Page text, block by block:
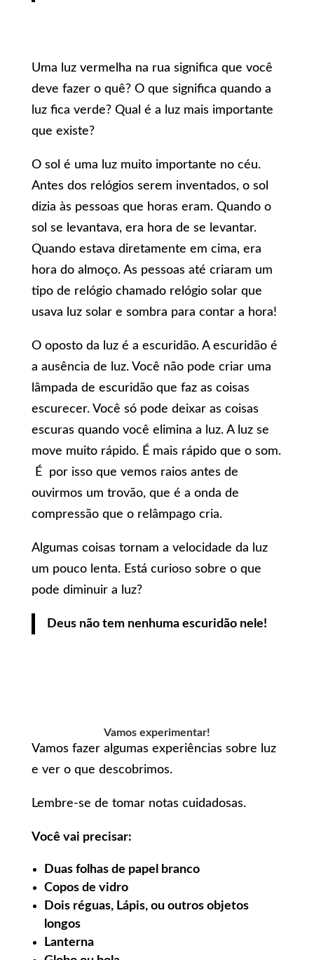
Uma luz vermelha na rua significa que você
deve fazer o quê? O que significa quando a
luz fica verde? Qual é a luz mais importante
que existe?
O sol é uma luz muito importante no céu.
Antes dos relógios serem inventados, o sol
dizia às pessoas que horas eram. Quando o
sol se levantava, era hora de se levantar.
Quando estava diretamente em cima, era
hora do almoço. As pessoas até criaram um
tipo de relógio chamado relógio solar que
usava luz solar e sombra para contar a hora!
O oposto da luz é a escuridão. A escuridão é
a ausência de luz. Você não pode criar uma
lâmpada de escuridão que faz as coisas
escurecer. Você só pode deixar as coisas
escuras quando você elimina a luz. A luz se
move muito rápido. É mais rápido que o som.
É por isso que vemos raios antes de
ouvirmos um trovão, que é a onda de
compressão que o relâmpago cria.
Algumas coisas tornam a velocidade da luz
um pouco lenta. Está curioso sobre o que
pode diminuir a luz?
Deus não tem nenhuma escuridão nele!
Vamos experimentar!
Vamos fazer algumas experiências sobre luz
e ver o que descobrimos.
Lembre-se de tomar notas cuidadosas.
Você vai precisar:
Duas folhas de papel branco
Copos de vidro
Dois réguas, Lápis, ou outros objetos
longos
Lanterna